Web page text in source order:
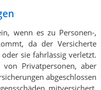
wenn es zu Personen-,
da der Versicherte
sie fahrlässig verletzt.
von Privatpersonen, aber
abgeschlossen